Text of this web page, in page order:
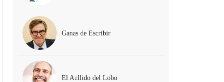
Ganas de Escribir
El Aullido del Lobo